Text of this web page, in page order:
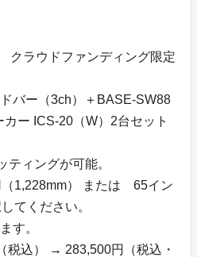
ラウドファンディング限定
バー（3ch）＋BASE-SW88
ー ICS-20（W）2台セット
ティングが可能。
1,228mm） または 65イン
てください。
す。
税込） → 283,500円（税込・